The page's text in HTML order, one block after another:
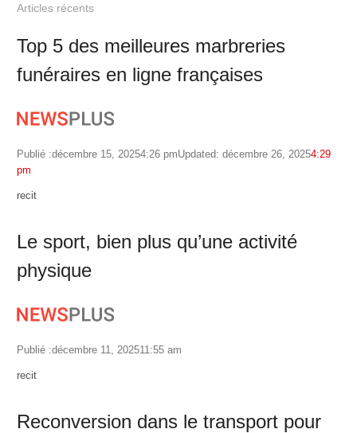
Articles récents
Top 5 des meilleures marbreries
funéraires en ligne françaises
Publié :décembre 15, 20254:26 pmUpdated: décembre 26, 20254:29
pm
Author
recit
Le sport, bien plus qu’une activité
physique
Publié :décembre 11, 202511:55 am
Author
recit
Reconversion dans le transport pour